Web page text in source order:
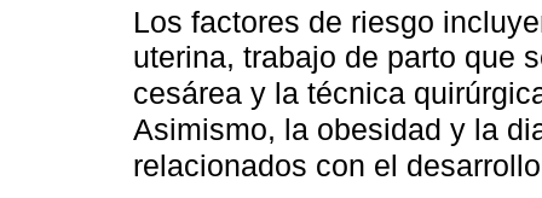
Los factores de riesgo
uterina, trabajo de parto que
cesárea y la técnica
Asimismo, la obesidad y la
relacionados con el